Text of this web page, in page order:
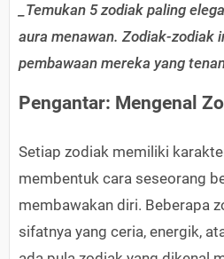
_Temukan 5 zodiak paling
aura menawan. Zodiak-zodiak
pembawaan mereka yang
Pengantar: Mengenal
Setiap zodiak memiliki
membentuk cara seseorang
membawakan diri. Beberapa
sifatnya yang ceria, energik,